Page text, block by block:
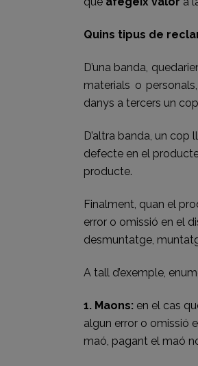
Quins tipus de
D’una banda,
materials o
danys a tercers un
D’altra banda, un
defecte en el
producte.
Finalment, quan el
error o omissió en el
desmuntatge,
A tall d’exemple,
1. Maons: en el cas
algun error o omissió
maó, pagant el maó